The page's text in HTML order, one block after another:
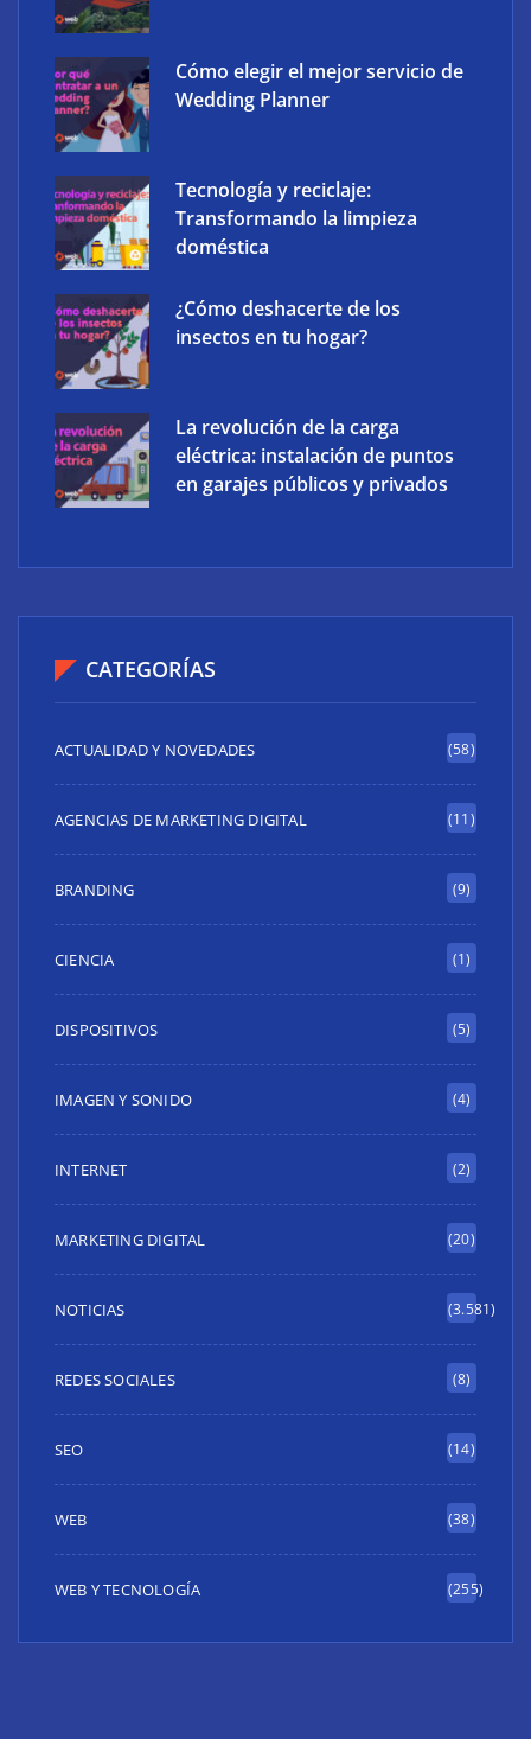
Cómo elegir el mejor servicio de
Wedding Planner
Tecnología y reciclaje:
Transformando la limpieza
doméstica
¿Cómo deshacerte de los
insectos en tu hogar?
La revolución de la carga
eléctrica: instalación de puntos
en garajes públicos y privados
CATEGORÍAS
ACTUALIDAD Y NOVEDADES (58)
AGENCIAS DE MARKETING DIGITAL (11)
BRANDING (9)
CIENCIA (1)
DISPOSITIVOS (5)
IMAGEN Y SONIDO (4)
INTERNET (2)
MARKETING DIGITAL (20)
NOTICIAS (3.581)
REDES SOCIALES (8)
SEO (14)
WEB (38)
WEB Y TECNOLOGÍA (255)